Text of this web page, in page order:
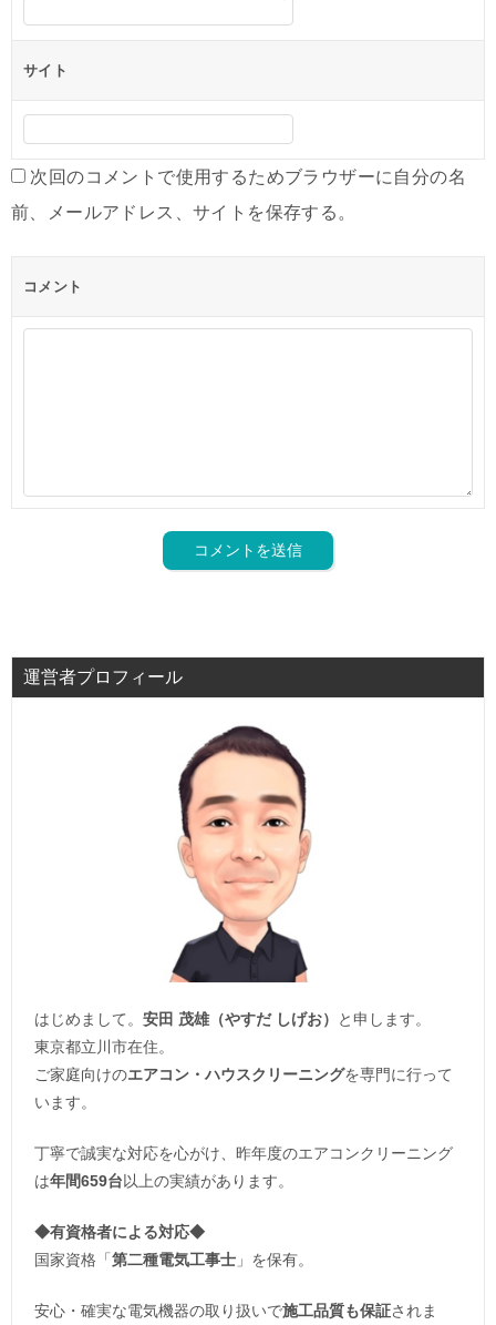
サイト
次回のコメントで使用するためブラウザーに自分の名
前、メールアドレス、サイトを保存する。
コメント
運営者プロフィール
はじめまして。 安田 茂雄（やすだ しげお）
と申します。
東京都立川市在住。
ご家庭向けのエアコン・ハウスクリーニングを専門に行って
います。
丁寧で誠実な対応を心がけ、昨年度のエアコンクリーニング
は年間659台以上の実績があります。
◆有資格者による対応◆
国家資格「第二種電気工事士 」を保有。
安心・確実な電気機器の取り扱いで施工品質も保証されま